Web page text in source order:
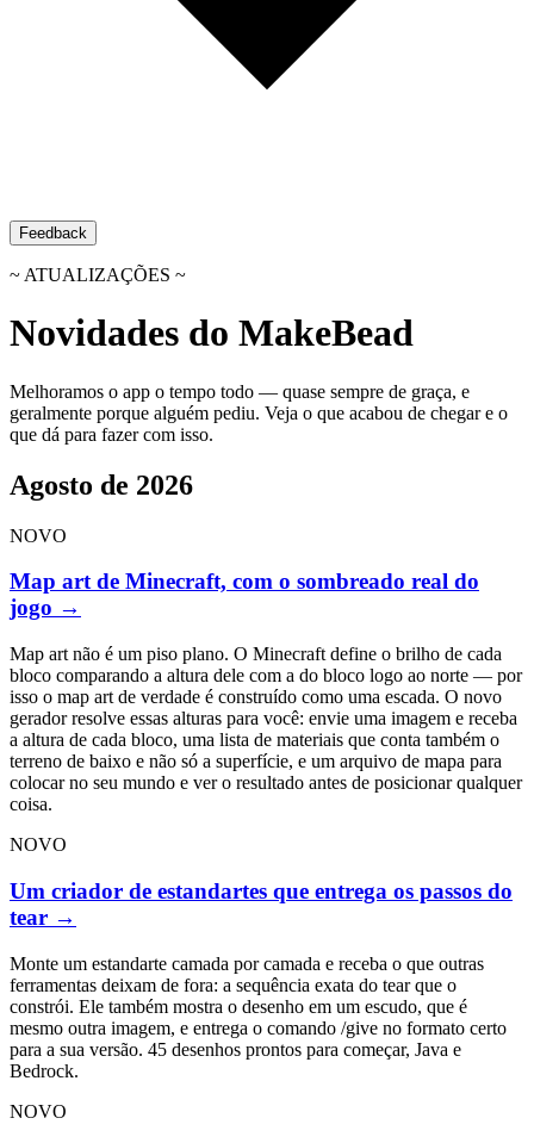
Feedback
~ ATUALIZAÇÕES ~
Novidades do MakeBead
Melhoramos o app o tempo todo — quase sempre de graça, e
geralmente porque alguém pediu. Veja o que acabou de chegar e o
que dá para fazer com isso.
Agosto de 2026
NOVO
Map art de Minecraft, com o sombreado real do
jogo →
Map art não é um piso plano. O Minecraft define o brilho de cada
bloco comparando a altura dele com a do bloco logo ao norte — por
isso o map art de verdade é construído como uma escada. O novo
gerador resolve essas alturas para você: envie uma imagem e receba
a altura de cada bloco, uma lista de materiais que conta também o
terreno de baixo e não só a superfície, e um arquivo de mapa para
colocar no seu mundo e ver o resultado antes de posicionar qualquer
coisa.
NOVO
Um criador de estandartes que entrega os passos do
tear →
Monte um estandarte camada por camada e receba o que outras
ferramentas deixam de fora: a sequência exata do tear que o
constrói. Ele também mostra o desenho em um escudo, que é
mesmo outra imagem, e entrega o comando /give no formato certo
para a sua versão. 45 desenhos prontos para começar, Java e
Bedrock.
NOVO